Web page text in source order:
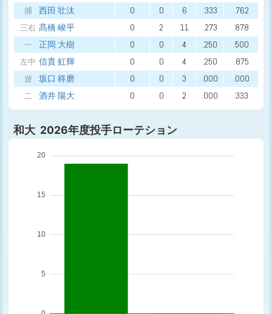
捕 西田 壮汰 0 0 6 .333 .762
三右 髙橋 峻平 0 2 11 .273 .878
一 正岡 大樹 0 0 4 .250 .500
左中 信貴 虹輝 0 0 4 .250 .875
遊 坂口 柊磨 0 0 3 .000 .000
二 酒井 陽大 0 0 2 .000 .333
和大 2026年度投手ローテション